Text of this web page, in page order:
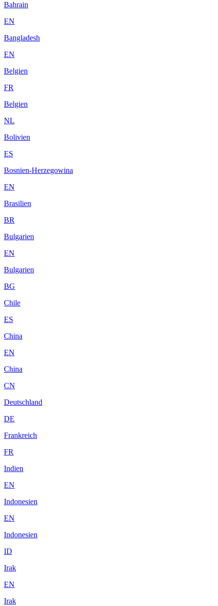
Bahrain
EN
Bangladesh
EN
Belgien
FR
Belgien
NL
Bolivien
ES
Bosnien-Herzegowina
EN
Brasilien
BR
Bulgarien
EN
Bulgarien
BG
Chile
ES
China
EN
China
CN
Deutschland
DE
Frankreich
FR
Indien
EN
Indonesien
EN
Indonesien
ID
Irak
EN
Irak